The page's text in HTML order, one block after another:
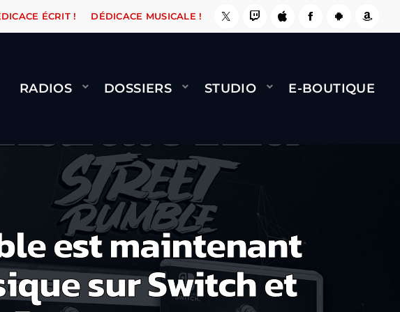
QUI PASSE, ÇA LE FAIT ! NAMI BERNARD MINET - FLY
ÉCRIT ! DÉDICACE MUSICALE !
RADIOS DOSSIERS STUDIO E-BOUTIQUE
est maintenant
sur Switch et